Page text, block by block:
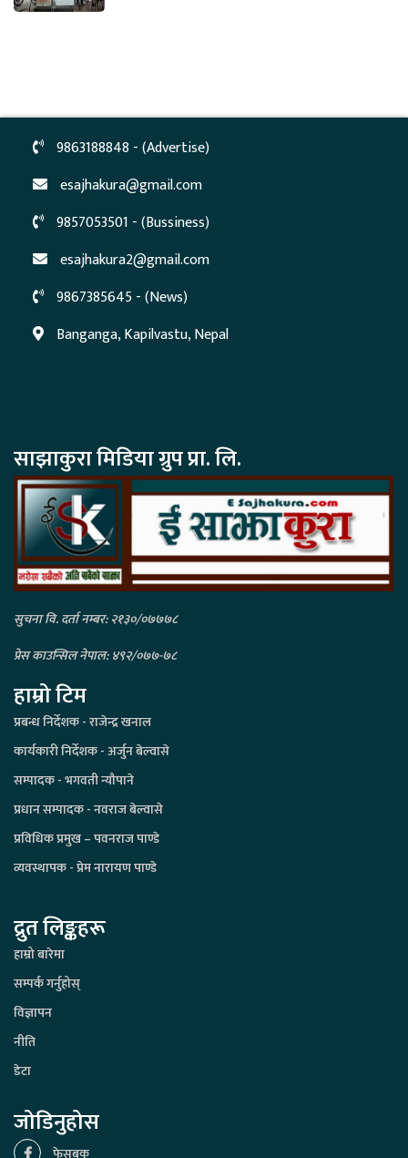
9863188848 - (Advertise)
esajhakura@gmail.com
9857053501 - (Bussiness)
esajhakura2@gmail.com
9867385645 - (News)
Banganga, Kapilvastu, Nepal
साझाकुरा मिडिया ग्रुप प्रा. लि.
सुचना वि. दर्ता नम्बर: २१३०/०७७७८
प्रेस काउन्सिल नेपाल: ४९२/०७७-७८
हाम्रो टिम
प्रबन्ध निर्देशक - राजेन्द्र खनाल
कार्यकारी निर्देशक - अर्जुन बेल्वासे
सम्पादक - भगवती न्यौपाने
प्रधान सम्पादक - नवराज बेल्वासे
प्रविधिक प्रमुख – पवनराज पाण्डे
व्यवस्थापक - प्रेम नारायण पाण्डे
द्रुत लिङ्कहरू
हाम्रो बारेमा
सम्पर्क गर्नुहोस्
विज्ञापन
नीति
डेटा
जोडिनुहोस
फेसबुक